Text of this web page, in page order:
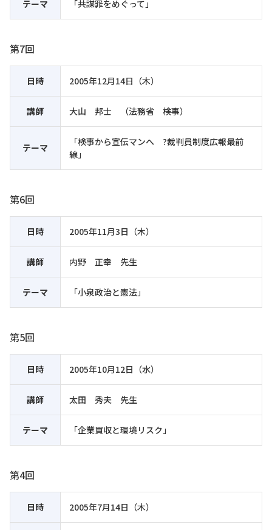
テーマ 「共謀罪をめぐって」
第7回
日時 2005年12月14日（木）
講師 大山 邦士 （法務省 検事）
テーマ
「検事から宣伝マンへ ?裁判員制度広報最前
線」
第6回
日時 2005年11月3日（木）
講師 内野 正幸 先生
テーマ 「小泉政治と憲法」
第5回
日時 2005年10月12日（水）
講師 太田 秀夫 先生
テーマ 「企業買収と環境リスク」
第4回
日時 2005年7月14日（木）